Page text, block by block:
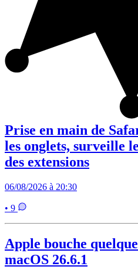
Prise en main de
les onglets, surveille
des extensions
06/08/2026 à 20:30
• 9
Apple bouche
macOS 26.6.1